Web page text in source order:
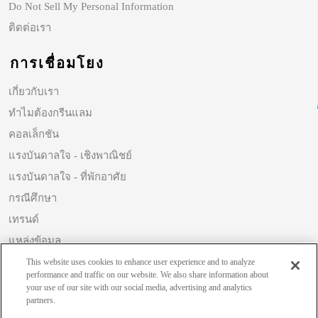
Do Not Sell My Personal Information
ติดต่อเรา
การเชื่อมโยง
เกี่ยวกับเรา
ทำไมต้องกรีนแลม
คอลเล็กชัน
แรงบันดาลใจ - เชิงพาณิชย์
แรงบันดาลใจ - ที่พักอาศัย
กรณีศึกษา
เทรนด์
แหล่งข้อมูล
ความยั่งยืน
This website uses cookies to enhance user experience and to analyze
performance and traffic on our website. We also share information about
your use of our site with our social media, advertising and analytics
partners.